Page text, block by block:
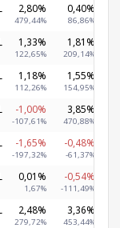
2,80%
479,44%
0,40%
86,86%
1,33%
122,65%
1,81%
209,14%
1,18%
112,26%
1,55%
154,95%
-1,00%
-107,61%
3,85%
470,88%
-1,65%
-197,32%
-0,48%
-61,37%
0,01%
1,67%
-0,54%
-111,49%
2,48%
279,72%
3,36%
453,44%